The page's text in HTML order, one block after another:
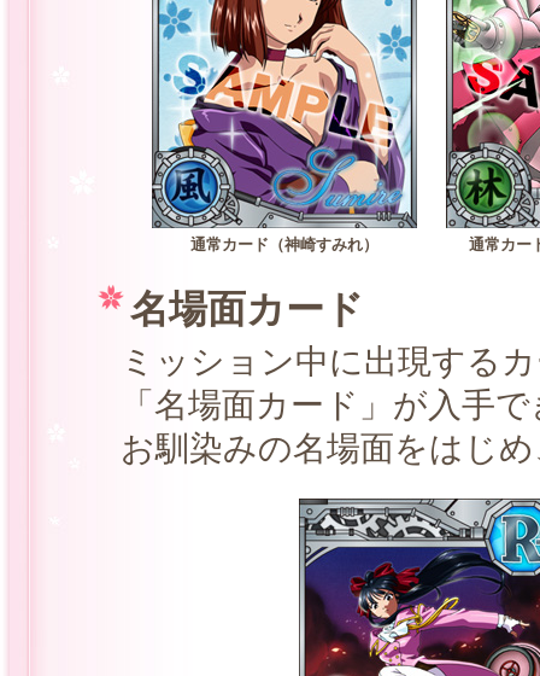
通常カード（神崎すみれ） 通常カー
名場面カード
ミッション中に出現する
「名場面カード」が入手
お馴染みの名場面をはじ